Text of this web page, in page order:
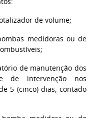
de volume;
medidoras ou de
de manutenção dos
de intervenção nos
5 (cinco) dias, contado